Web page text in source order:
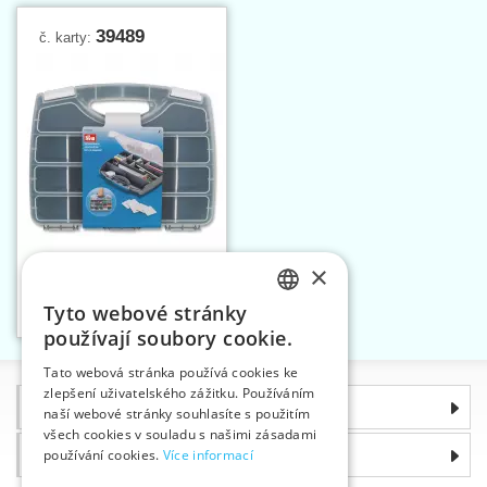
č. karty: 39489
Vložit do košíku
Informace
Proč si zvolit právě nás
ENGLISH
GERMAN
×
Tyto webové stránky
používají soubory cookie.
Tato webová stránka používá cookies ke
zlepšení uživatelského zážitku. Používáním
naší webové stránky souhlasíte s použitím
všech cookies v souladu s našimi zásadami
používání cookies. Více informací